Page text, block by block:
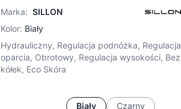
Marka: SILLON
Kolor: Biały
Hydrauliczny, Regulacja podnóżka, Regulacja
oparcia, Obrotowy, Regulacja wysokości, Bez
kółek, Eco Skóra
Biały
Czarny